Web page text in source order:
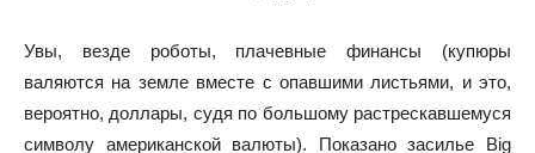
Увы, везде роботы, плачевные финансы (купюры
валяются на земле вместе с опавшими листьями, и это,
вероятно, доллары, судя по большому растрескавшемуся
символу американской валюты). Показано засилье Big